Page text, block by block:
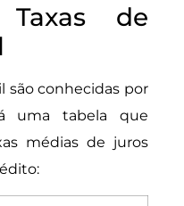
Taxas de
são conhecidas por
uma tabela que
médias de juros